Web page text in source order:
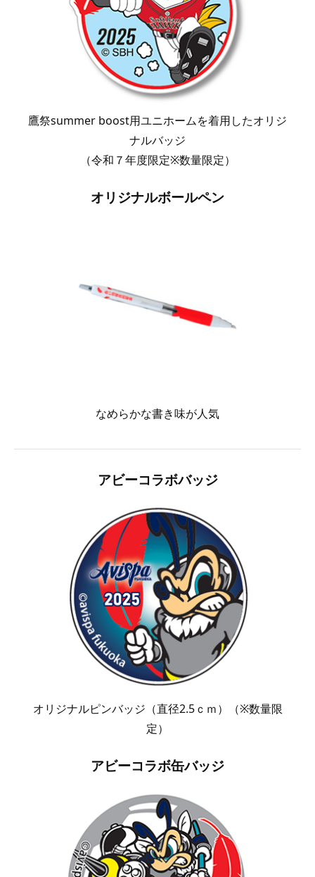
鷹祭summer boost用ユニホームを着用したオリジ
ナルバッジ
（令和７年度限定※数量限定）
オリジナルボールペン
なめらかな書き味が人気
アビーコラボバッジ
オリジナルピンバッジ（直径2.5ｃｍ）（※数量限
定）
アビーコラボ缶バッジ